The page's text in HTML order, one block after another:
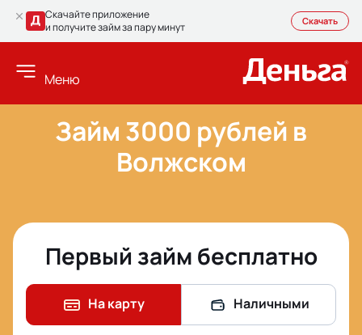
Скачайте приложение
и получите займ за пару минут
Скачать
Меню
Займ 3000 рублей в
Волжском
Первый займ бесплатно
На карту Наличными